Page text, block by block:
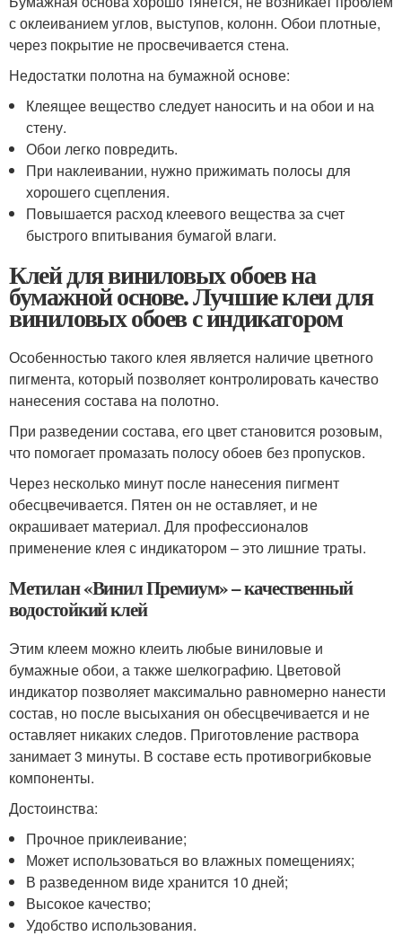
с оклеиванием углов, выступов, колонн. Обои плотные,
через покрытие не просвечивается стена.
Недостатки полотна на бумажной основе:
Клеящее вещество следует наносить и на обои и на
стену.
Обои легко повредить.
При наклеивании, нужно прижимать полосы для
хорошего сцепления.
Повышается расход клеевого вещества за счет
быстрого впитывания бумагой влаги.
Клей для виниловых обоев на
бумажной основе. Лучшие клеи для
виниловых обоев с индикатором
Особенностью такого клея является наличие цветного
пигмента, который позволяет контролировать качество
нанесения состава на полотно.
При разведении состава, его цвет становится розовым,
что помогает промазать полосу обоев без пропусков.
Через несколько минут после нанесения пигмент
обесцвечивается. Пятен он не оставляет, и не
окрашивает материал. Для профессионалов
применение клея с индикатором – это лишние траты.
Метилан «Винил Премиум» – качественный
водостойкий клей
Этим клеем можно клеить любые виниловые и
бумажные обои, а также шелкографию. Цветовой
индикатор позволяет максимально равномерно нанести
состав, но после высыхания он обесцвечивается и не
оставляет никаких следов. Приготовление раствора
занимает 3 минуты. В составе есть противогрибковые
компоненты.
Достоинства:
Прочное приклеивание;
Может использоваться во влажных помещениях;
В разведенном виде хранится 10 дней;
Высокое качество;
Удобство использования.